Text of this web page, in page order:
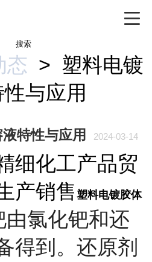
搜索
态 > 塑料电镀
与应用
特性与应用 2024-03-14
细化工产品贸
产销售 塑料电镀胶体
由氯化钯和还
得到。还原剂